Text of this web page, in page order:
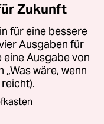
Zukunft
für eine bessere
Ausgaben für
Ausgabe von
wäre, wenn